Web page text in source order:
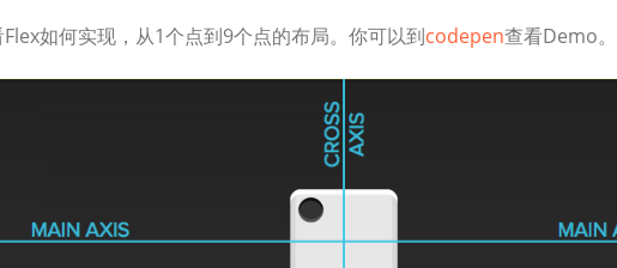
如何实现，从1个点到9个点的布局。你可以到codepen查看Demo。